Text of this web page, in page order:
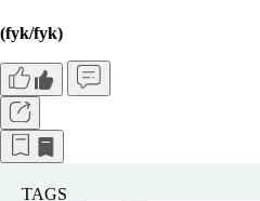
(fyk/fyk)
TAGS